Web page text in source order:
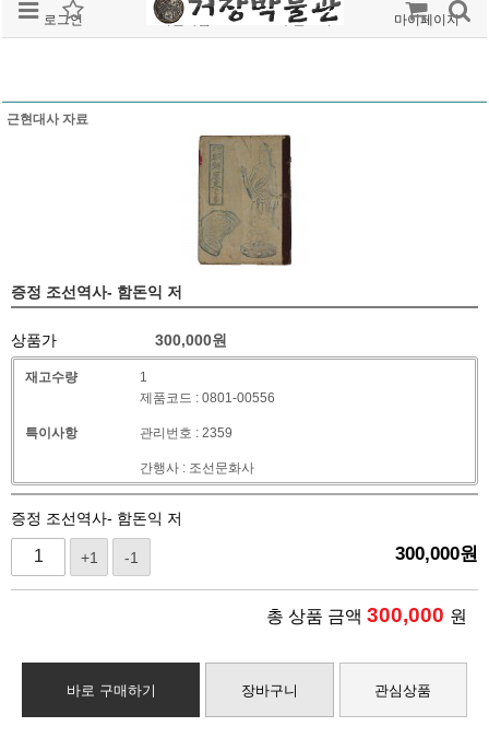
로그인 회원가입 주문조회 마이페이지
근현대사 자료
증정 조선역사- 함돈익 저
상품가 300,000원
재고수량 1
특이사항
제품코드 : 0801-00556
관리번호 : 2359
간행사 : 조선문화사
증정 조선역사- 함돈익 저
+1 -1 300,000원
총 상품 금액 300,000 원
바로 구매하기 장바구니 관심상품